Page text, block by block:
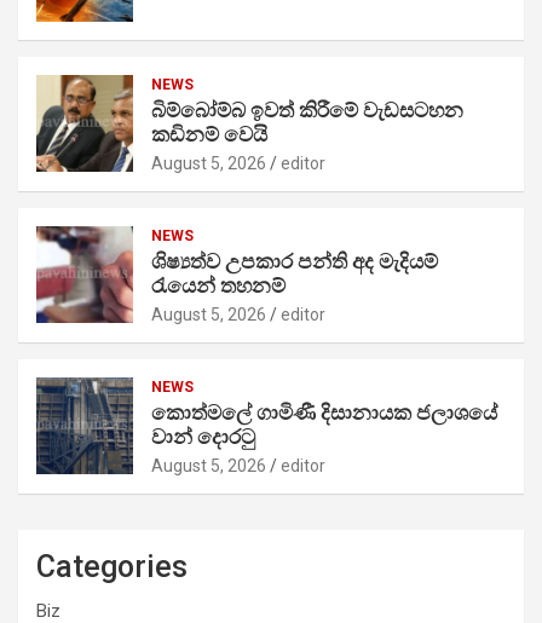
NEWS
බිම්බෝම්බ ඉවත් කිරීමේ වැඩසටහන
කඩිනම් වෙයි
August 5, 2026 editor
NEWS
ශිෂ්‍යත්ව උපකාර පන්ති අද මැදියම්
රැයෙන් තහනම්
August 5, 2026 editor
NEWS
කොත්මලේ ගාමිණී දිසානායක ජලාශයේ
වාන් දොරටු
August 5, 2026 editor
Categories
Biz